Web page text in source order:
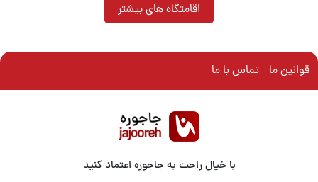
اقامتگاه های بیشتر
قوانین ما تماس با ما
با خیال راحت به جاجوره اعتماد کنید